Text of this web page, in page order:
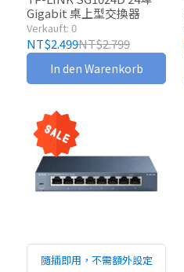
Gigabit 桌上型交換器
Verkauft: 0
NT$2.499NT$2.799
In den Warenkorb
隨插即用，不需額外設定